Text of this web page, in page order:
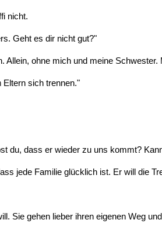
nicht.
Geht es dir nicht gut?"
ohne mich und meine
sich trennen."
du, dass er wieder zu uns kommt?
jede Familie glücklich ist. Er will die
Sie gehen lieber ihren eigenen Weg